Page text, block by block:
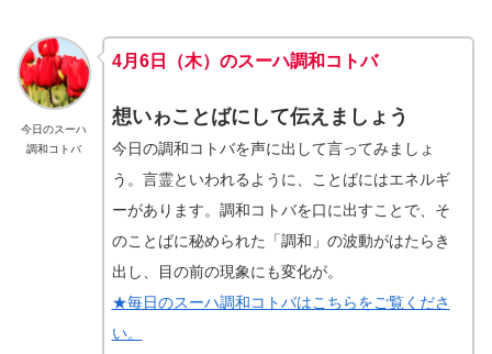
今日のスーハ
調和コトバ
4月6日（木）のスーハ調和コトバ
想いゎことばにして伝えましょう
今日の調和コトバを声に出して言ってみましょ
う。言霊といわれるように、ことばにはエネルギ
ーがあります。調和コトバを口に出すことで、そ
のことばに秘められた「調和」の波動がはたらき
出し、目の前の現象にも変化が。
★毎日のスーハ調和コトバはこちらをご覧くださ
い。